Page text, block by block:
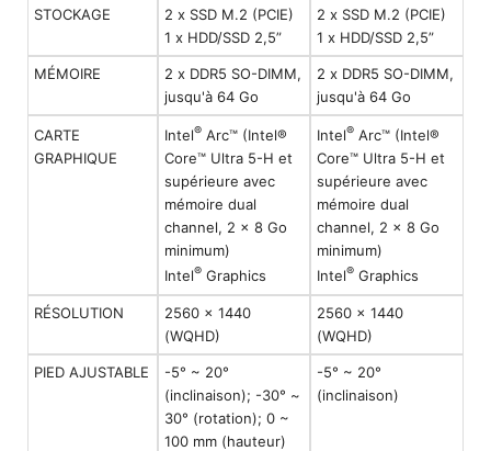
STOCKAGE
2 x SSD M.2 (PCIE)
1 x HDD/SSD 2,5”
2 x SSD M.2 (PCIE)
1 x HDD/SSD 2,5”
MÉMOIRE
2 x DDR5 SO-DIMM,
jusqu'à 64 Go
2 x DDR5 SO-DIMM,
jusqu'à 64 Go
CARTE
GRAPHIQUE
Intel® Arc™ (Intel®
Core™ Ultra 5-H et
supérieure avec
mémoire dual
channel, 2 x 8 Go
minimum)
Intel® Graphics
Intel® Arc™ (Intel®
Core™ Ultra 5-H et
supérieure avec
mémoire dual
channel, 2 x 8 Go
minimum)
Intel® Graphics
RÉSOLUTION
2560 x 1440
(WQHD)
2560 x 1440
(WQHD)
PIED AJUSTABLE
-5° ~ 20°
(inclinaison); -30° ~
30° (rotation); 0 ~
100 mm (hauteur)
-5° ~ 20°
(inclinaison)